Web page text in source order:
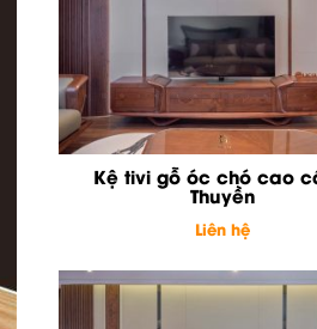
Kệ tivi gỗ óc chó cao
Thuyền
Liên hệ